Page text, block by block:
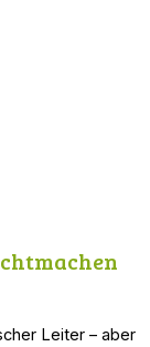
Leiter – aber